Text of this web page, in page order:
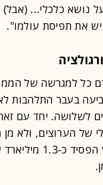
נושא כלכלי... (אבל)
יש את תפיסת עולמו".
כל למגרשה של
בעבר התלהבות
לשלושה. יחד עם
הערוצים, ולא מן
בגלגול